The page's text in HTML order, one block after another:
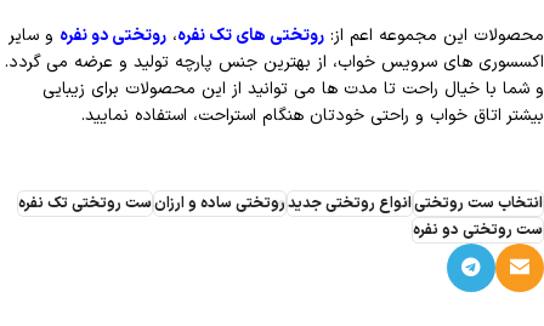
محصولات این مجموعه اعم از: روتختی های تک نفره، روتختی دو نفره و سایر
اکسسوری های سرویس خواب، از بهترین جنس پارچه تولید و عرضه می گردد.
و شما با خیال راحت تا مدت ها می توانید از این محصولات برای زیبایی
بیشتر اتاق خواب و راحتی خودتان هنگام استراحت، استفاده نمایید.
انتخاب ست روتختیانواع روتختی جدیدروتختی ساده و ارزانست روتختی تک نفره
ست روتختی دو نفره